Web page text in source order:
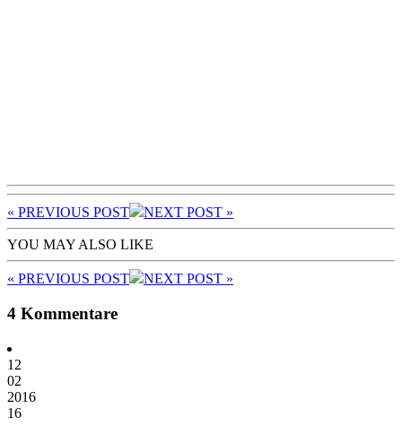
« PREVIOUS POST NEXT POST »
YOU MAY ALSO LIKE
« PREVIOUS POST NEXT POST »
4 Kommentare
12
02
2016
16